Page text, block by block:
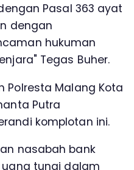
Pasal 363 ayat
dengan
hukuman
Tegas Buher.
Polresta Malang Kota
Putra
komplotan ini.
nasabah bank
tunai dalam